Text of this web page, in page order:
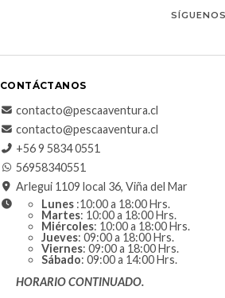
SÍGUENOS
CONTÁCTANOS
contacto@pescaaventura.cl
contacto@pescaaventura.cl
+56 9 5834 0551
56958340551
Arlegui 1109 local 36, Viña del Mar
Lunes :10:00 a 18:00 Hrs.
Martes: 10:00 a 18:00 Hrs.
Miércoles: 10:00 a 18:00 Hrs.
Jueves: 09:00 a 18:00 Hrs.
Viernes: 09:00 a 18:00 Hrs.
Sábado: 09:00 a 14:00 Hrs.
HORARIO CONTINUADO.